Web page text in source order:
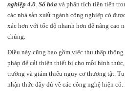
nghiệp 4.0. Số hóa và phân tích tiên tiến
các nhà sản xuất ngành công nghiệp có
xác hơn với tốc độ nhanh hơn để nâng cao
chúng.
Điều này cũng bao gồm việc thu thập
pháp để cải thiện thiết bị cho mỗi hình
trường và giảm thiểu nguy cơ thương tật.
nhận thức đầy đủ về các công nghệ hiện